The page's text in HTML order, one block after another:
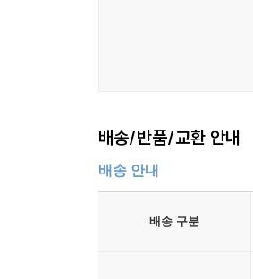
배송/반품/교환 안내
배송 안내
배송 구분